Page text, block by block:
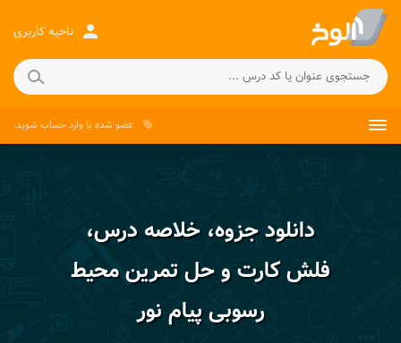
person ناحیه کاربری
local_offer عضو شده یاوارد حساب شوید.
دانلود جزوه، خلاصه درس،
فلش کارت و حل تمرین محیط
رسوبی پیام نور